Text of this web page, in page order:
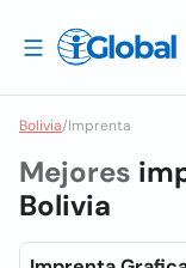
Bolivia/Imprenta
Mejores
Bolivia